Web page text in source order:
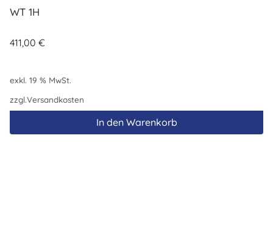
WT 1H
411,00 €
exkl. 19 % MwSt.
zzgl.Versandkosten
In den Warenkorb